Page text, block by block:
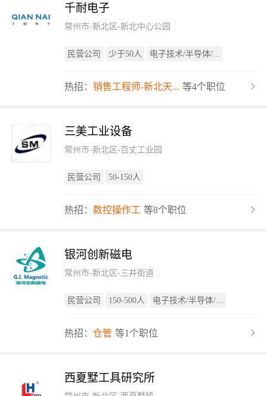
千耐电子
常州市-新北区-新北中心公园
民营公司 少于50人 电子技术/半导体/...
热招： 销售工程师-新北天... 等4个职位
三美工业设备
常州市-新北区-百丈工业园
民营公司 50-150人
热招： 数控操作工 等8个职位
银河创新磁电
常州市-新北区-三井街道
民营公司 150-500人 电子技术/半导体/...
热招： 仓管 等1个职位
西夏墅工具研究所